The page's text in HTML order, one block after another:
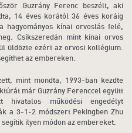
Guzrány Ferenc beszélt, aki
14 éves korától 36 éves koráig
hagyományos kínai orvoslás felé,
Csíkszeredán mint kínai orvos
üldözte ezért az orvosi kollégium.
az embereken.
mint mondta, 1993-ban kezdte
már Guzrány Ferenccel együtt
működési engedélyt
a 3-1-2 módszert Pekingben Zhu
ilyen módon az embereket.